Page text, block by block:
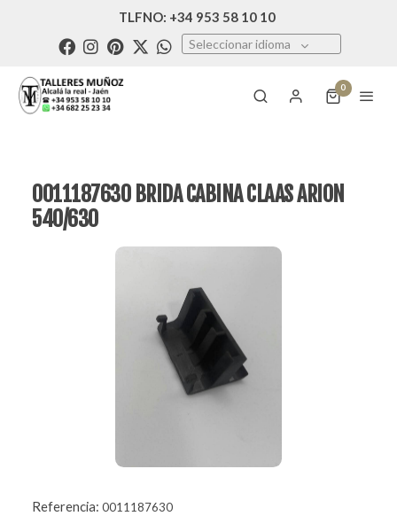
TLFNO: +34 953 58 10 10
Seleccionar idioma
0
0011187630 BRIDA CABINA CLAAS ARION
540/630
Referencia: 0011187630